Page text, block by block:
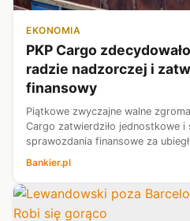
EKONOMIA
PKP Cargo
radzie nadzorczej i
finansowy
Piątkowe zwyczajne walne
Cargo zatwierdziło jednostkowe i
sprawozdania finansowe za
powołało trzech członków rady
Wnorowskiego, Marzenę
Bankier.pl